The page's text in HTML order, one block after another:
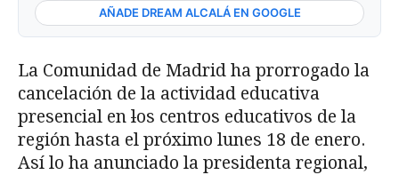
AÑADE DREAM ALCALÁ EN GOOGLE
La Comunidad de Madrid ha prorrogado la
cancelación de la actividad educativa
presencial en los centros educativos de la
región hasta el próximo lunes 18 de enero.
Así lo ha anunciado la presidenta regional,